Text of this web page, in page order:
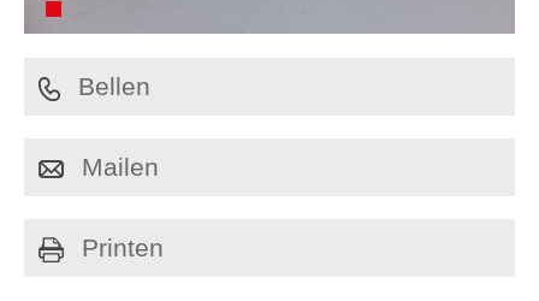
Bellen
Mailen
Printen